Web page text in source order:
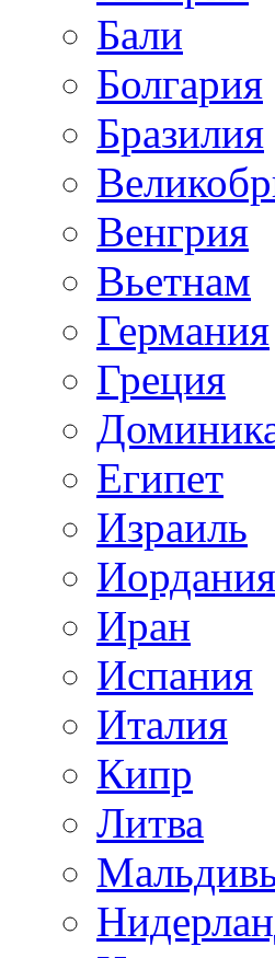
Бали
Болгария
Бразилия
Венгрия
Вьетнам
Германия
Греция
Египет
Израиль
Иордания
Иран
Испания
Италия
Кипр
Литва